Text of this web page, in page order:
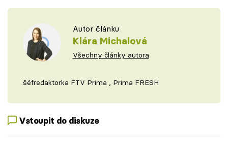
Autor článku
Klára Michalová
Všechny články autora
šéfredaktorka FTV Prima , Prima FRESH
Vstoupit do diskuze